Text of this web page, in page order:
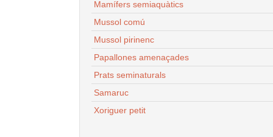
Mamífers semiaquàtics
Mussol comú
Mussol pirinenc
Papallones amenaçades
Prats seminaturals
Samaruc
Xoriguer petit